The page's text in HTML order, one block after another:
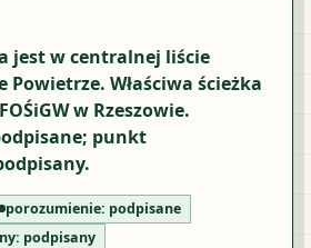
jest w centralnej liście
Powietrze. Właściwa ścieżka
w Rzeszowie.
punkt
porozumienie: podpisane
podpisany